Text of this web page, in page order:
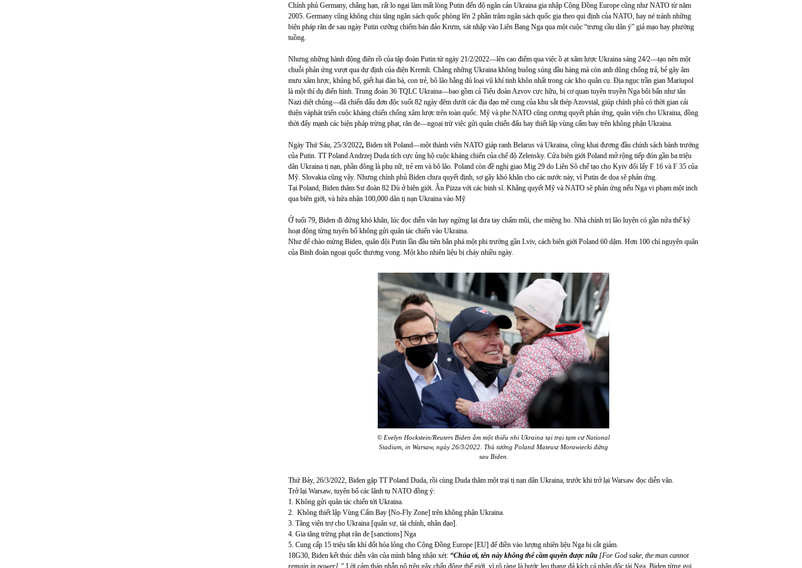
Chính phủ Germany, chẳng hạn, rất lo ngại làm mất lòng Putin đến độ ngăn cản Ukraina gia nhập Cộng Đồng Europe cũng như NATO từ năm
2005. Germany cũng không chịu tăng ngân sách quốc phòng lên 2 phần trăm ngân sách quốc gia theo qui định của NATO, hay né tránh những
biện pháp răn đe sau ngày Putin cưỡng chiếm bán đảo Krưm, sát nhập vào Liên Bang Nga qua một cuộc “trưng cầu dân ý” giả mạo hay phường
tuồng.
Nhưng những hành động điên rồ của tập đoàn Putin từ ngày 21/2/2022—lên cao điểm qua việc ồ ạt xâm lược Ukraina sáng 24/2—tạo nên một
chuỗi phản ứng vượt qua dự định của điện Kremli. Chẳng những Ukraina không buông súng đầu hàng mà còn anh dũng chống trả, bẻ gãy âm
mưu xâm lược, khủng bố, giết hại đàn bà, con trẻ, bô lão bằng đủ loại vũ khí tinh khôn nhất trong các kho quân cụ. Địa ngục trần gian Mariupol
là một thí dụ điển hình. Trung đoàn 36 TQLC Ukraina—bao gồm cả Tiểu đoàn Azvov cực hữu, bị cơ quan tuyên truyền Nga bôi bẩn như tân
Nazi diệt chủng—đã chiến đấu đơn độc suốt 82 ngày đêm dưới các địa đạo mê cung của khu sắt thép Azovstal, giúp chính phủ có thời gian cải
thiện vàphát triển cuộc kháng chiến chống xâm lược trên toàn quốc. Mỹ và phe NATO cũng cương quyết phản ứng, quân viện cho Ukraina, đồng
thời đẩy mạnh các biện pháp trừng phạt, răn đe—ngoại trừ việc gửi quân chiến đấu hay thiết lập vùng cấm bay trên không phận Ukraina.
Ngày Thứ Sáu, 25/3/2022, Biden tới Poland—một thành viên NATO giáp ranh Belarus và Ukraina, công khai đương đầu chính sách bành trướng
của Putin. TT Poland Andrzej Duda tích cực ủng hộ cuộc kháng chiến của chế độ Zelensky. Cửa biên giới Poland mở rộng tiếp đón gần ba triệu
dân Ukraina tị nạn, phần đông là phụ nữ, trẻ em và bô lão. Poland còn đề nghị giao Mig 29 do Liên Sô chế tạo cho Kyiv đổi lấy F 16 và F 35 của
Mỹ. Slovakia cũng vậy. Nhưng chính phủ Biden chưa quyết định, sợ gây khó khăn cho các nước này, vì Putin đe dọa sẽ phản ứng.
Tại Poland, Biden thăm Sư đoàn 82 Dù ở biên giới. Ăn Pizza với các binh sĩ. Khẳng quyết Mỹ và NATO sẽ phản ứng nếu Nga vi phạm một inch
qua biên giới, và hứa nhận 100,000 dân tị nạn Ukraina vào Mỹ
Ở tuổi 79, Biden đi đứng khó khăn, lúc đọc diễn văn hay ngừng lại đưa tay chấm mũi, che miệng ho. Nhà chính trị lão luyện có gần nửa thế kỷ
hoạt động từng tuyên bố không gửi quân tác chiến vào Ukraina.
Như để chào mừng Biden, quân đội Putin lần đầu tiên bắn phá một phi trường gần Lviv, cách biên giới Poland 60 dặm. Hơn 100 chí nguyện quân
của Binh đoàn ngoại quốc thương vong. Một kho nhiên liệu bị cháy nhiều ngày.
© Evelyn Hockstein/Reuters Biden ẵm một thiếu nhi Ukraina tại trại tạm cư National
Stadium, in Warsaw, ngày 26/3/2022. Thủ tướng Poland Mateusz Morawiecki đứng
sau Biden.
Thứ Bảy, 26/3/2022, Biden gặp TT Poland Duda, rồi cùng Duda thăm một trại tị nạn dân Ukraina, trước khi trở lại Warsaw đọc diễn văn.
Trở lại Warsaw, tuyên bố các lãnh tụ NATO đồng ý:
1. Không gửi quân tác chiến tới Ukraina.
2. Không thiết lập Vùng Cấm Bay [No-Fly Zone] trên không phận Ukraina.
3. Tăng viện trợ cho Ukraina [quân sự, tài chính, nhân đạo].
4. Gia tăng trừng phạt răn đe [sanctions] Nga
5. Cung cấp 15 triệu tấn khí đốt hóa lỏng cho Cộng Đồng Europe [EU] để điền vào lượng nhiên liệu Nga bị cắt giảm.
18G30, Biden kết thúc diễn văn của mình bằng nhận xét: “Chúa ơi, tên này không thể cầm quyền được nữa [For God sake, the man cannot
remain in power] .” Lời cảm thán phẫn nộ trên gây chấn động thế giới, vì rõ ràng là bước leo thang đả kích cá nhân độc tài Nga. Biden từng gọi